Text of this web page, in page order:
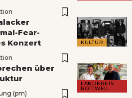
KULTUR
Fear-
Konzert
LANDKREIS
ROTTWEIL
über
(pm)